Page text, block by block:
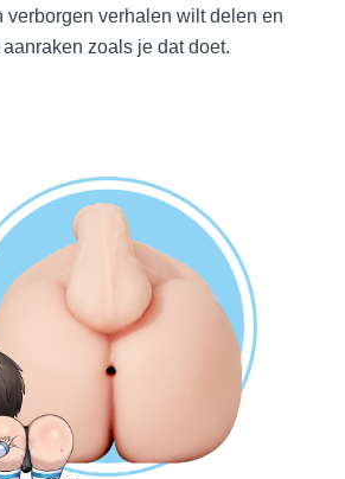
verborgen verhalen wilt delen en
aanraken zoals je dat doet.